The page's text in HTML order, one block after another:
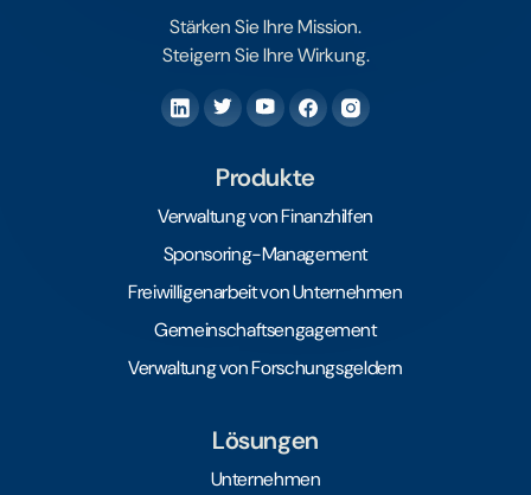
Stärken Sie Ihre Mission.
Steigern Sie Ihre Wirkung.
Produkte
Verwaltung von Finanzhilfen
Sponsoring-Management
Freiwilligenarbeit von Unternehmen
Gemeinschaftsengagement
Verwaltung von Forschungsgeldern
Lösungen
Unternehmen